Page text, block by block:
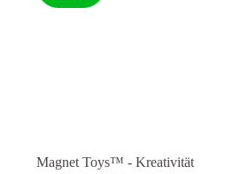
Magnet Toys™ - Kreativität